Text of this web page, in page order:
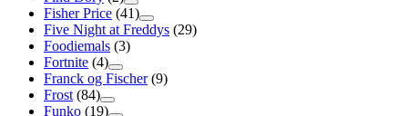
Fisher Price (41)
Five Night at Freddys (29)
Foodiemals (3)
Fortnite (4)
Franck og Fischer (9)
Frost (84)
Funko (19)